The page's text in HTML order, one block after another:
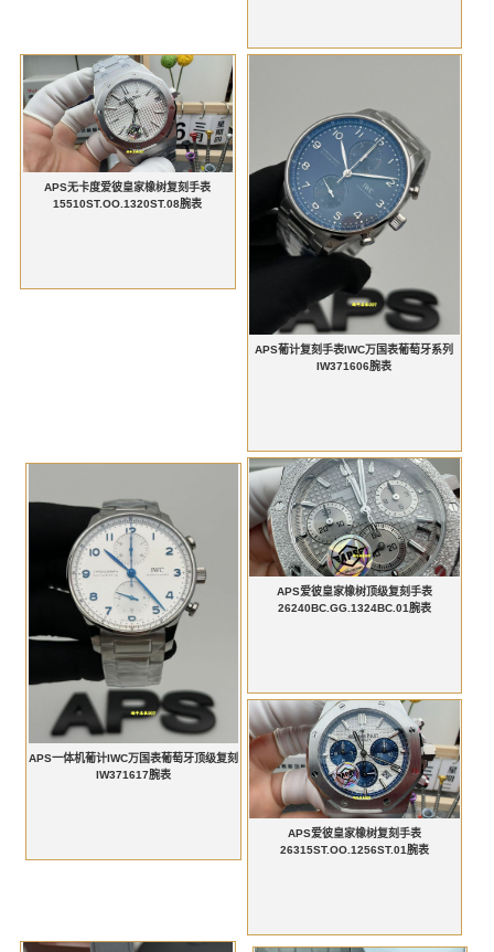
APS无卡度爱彼皇家橡树复刻手表
15510ST.OO.1320ST.08腕表
APS葡计复刻手表IWC万国表葡萄牙系列
IW371606腕表
APS一体机葡计IWC万国表葡萄牙顶级复刻
IW371617腕表
APS爱彼皇家橡树顶级复刻手表
26240BC.GG.1324BC.01腕表
APS爱彼皇家橡树复刻手表
26315ST.OO.1256ST.01腕表